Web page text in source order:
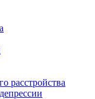
расстройства